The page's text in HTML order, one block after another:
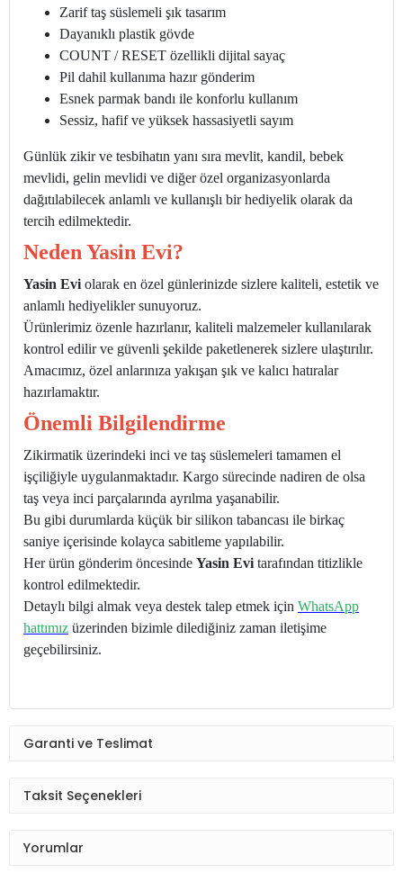
Zarif taş süslemeli şık tasarım
Dayanıklı plastik gövde
COUNT / RESET özellikli dijital sayaç
Pil dahil kullanıma hazır gönderim
Esnek parmak bandı ile konforlu kullanım
Sessiz, hafif ve yüksek hassasiyetli sayım
Günlük zikir ve tesbihatın yanı sıra mevlit, kandil, bebek
mevlidi, gelin mevlidi ve diğer özel organizasyonlarda
dağıtılabilecek anlamlı ve kullanışlı bir hediyelik olarak da
tercih edilmektedir.
Neden Yasin Evi?
Yasin Evi olarak en özel günlerinizde sizlere kaliteli, estetik ve
anlamlı hediyelikler sunuyoruz.
Ürünlerimiz özenle hazırlanır, kaliteli malzemeler kullanılarak
kontrol edilir ve güvenli şekilde paketlenerek sizlere ulaştırılır.
Amacımız, özel anlarınıza yakışan şık ve kalıcı hatıralar
hazırlamaktır.
Önemli Bilgilendirme
Zikirmatik üzerindeki inci ve taş süslemeleri tamamen el
işçiliğiyle uygulanmaktadır. Kargo sürecinde nadiren de olsa
taş veya inci parçalarında ayrılma yaşanabilir.
Bu gibi durumlarda küçük bir silikon tabancası ile birkaç
saniye içerisinde kolayca sabitleme yapılabilir.
Her ürün gönderim öncesinde Yasin Evi tarafından titizlikle
kontrol edilmektedir.
Detaylı bilgi almak veya destek talep etmek için WhatsApp
hattımız üzerinden bizimle dilediğiniz zaman iletişime
geçebilirsiniz.
Garanti ve Teslimat
Taksit Seçenekleri
Yorumlar